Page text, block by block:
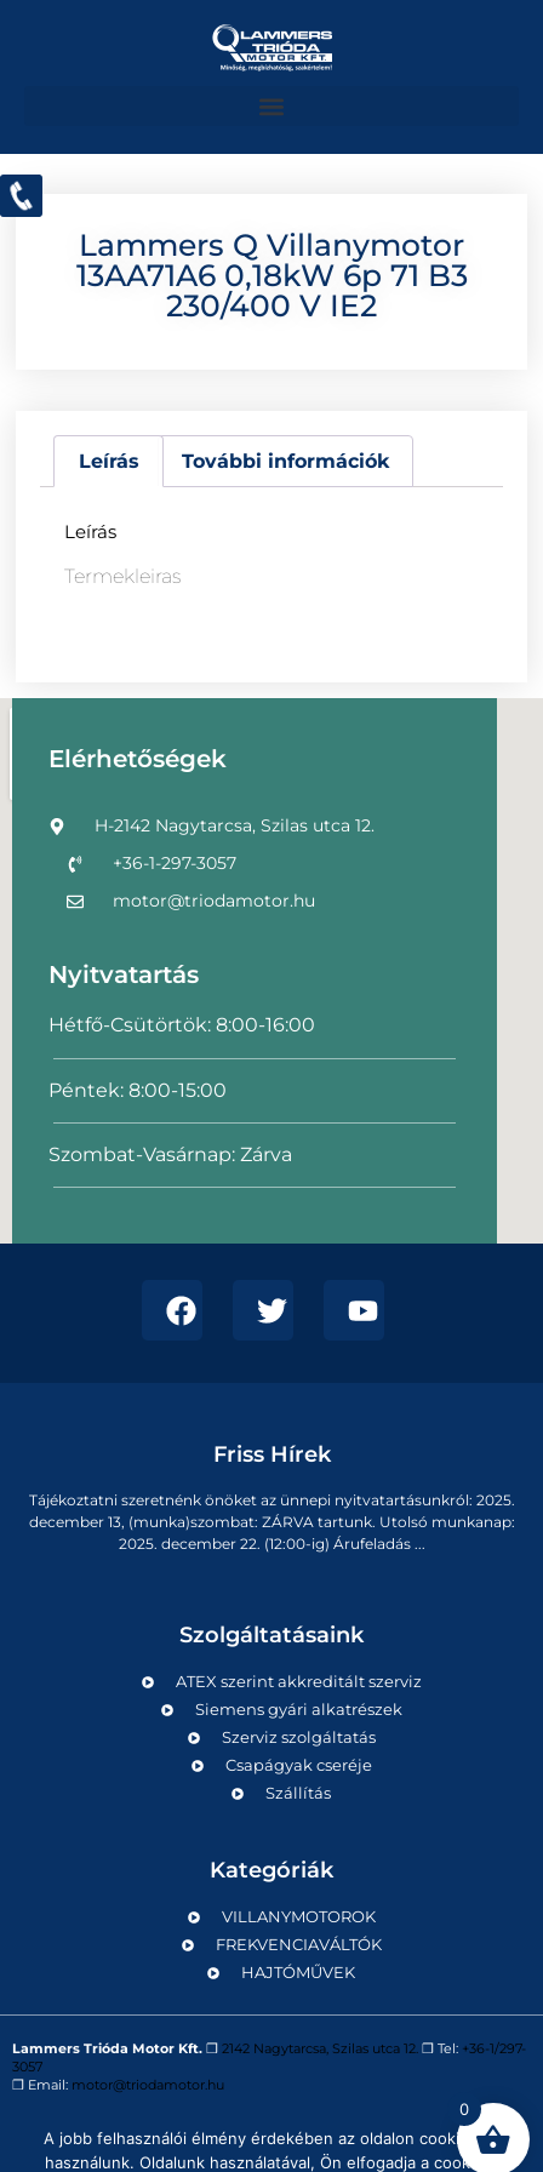
Lammers Q Villanymotor
13AA71A6 0,18kW 6p 71 B3
230/400 V IE2
Leírás További információk
Leírás
Termekleiras
Elérhetőségek
H-2142 Nagytarcsa, Szilas utca 12.
+36-1-297-3057
motor@triodamotor.hu
Nyitvatartás
Hétfő-Csütörtök: 8:00-16:00
Péntek: 8:00-15:00
Szombat-Vasárnap: Zárva
Friss Hírek
Tájékoztatni szeretnénk önöket az ünnepi nyitvatartásunkról: 2025.
december 13, (munka)szombat: ZÁRVA tartunk. Utolsó munkanap:
2025. december 22. (12:00-ig) Árufeladás ...
Szolgáltatásaink
ATEX szerint akkreditált szerviz
Siemens gyári alkatrészek
Szerviz szolgáltatás
Csapágyak cseréje
Szállítás
Kategóriák
VILLANYMOTOROK
FREKVENCIAVÁLTÓK
HAJTÓMŰVEK
Lammers Trióda Motor Kft. ❒ 2142 Nagytarcsa, Szilas utca 12. ❒ Tel: +36-1/297-
3057
❒ Email: motor@triodamotor.hu
Powered byDigit-Now Kft.
0
A jobb felhasználói élmény érdekében az oldalon cookie-kat
használunk. Oldalunk használatával, Ön elfogadja a cookie-k